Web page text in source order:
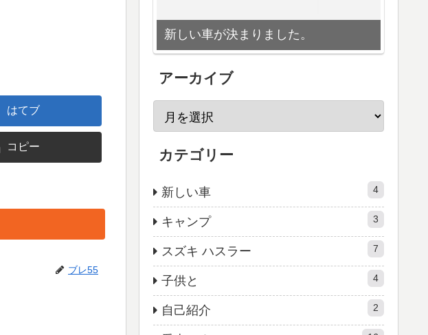
はてブ
コピー
ブレ55
新しい車が決まりました。
アーカイブ
カテゴリー
新しい車 4
キャンプ 3
スズキ ハスラー 7
子供と 4
自己紹介 2